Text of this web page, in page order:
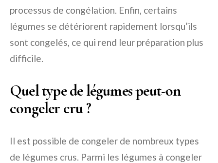
processus de congélation. Enfin, certains
légumes se détériorent rapidement lorsqu’ils
sont congelés, ce qui rend leur préparation plus
difficile.
Quel type de légumes peut-on
congeler cru ?
Il est possible de congeler de nombreux types
de légumes crus. Parmi les légumes à congeler